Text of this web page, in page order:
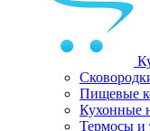
Пищевые
Кухонные
Термосы и